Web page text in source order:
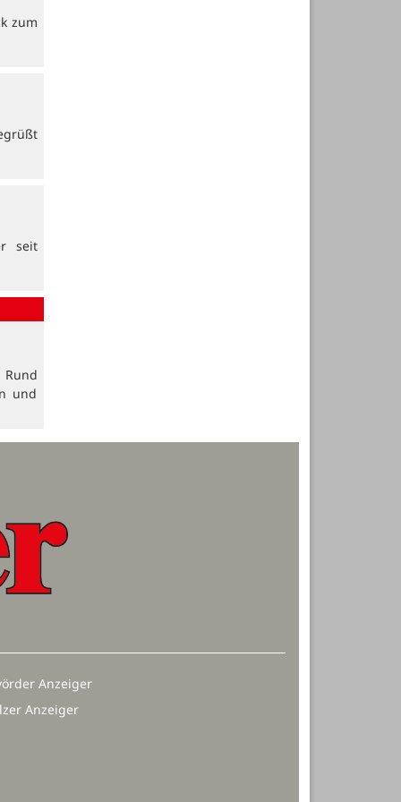
zum
seit
und
Anzeiger
Anzeiger